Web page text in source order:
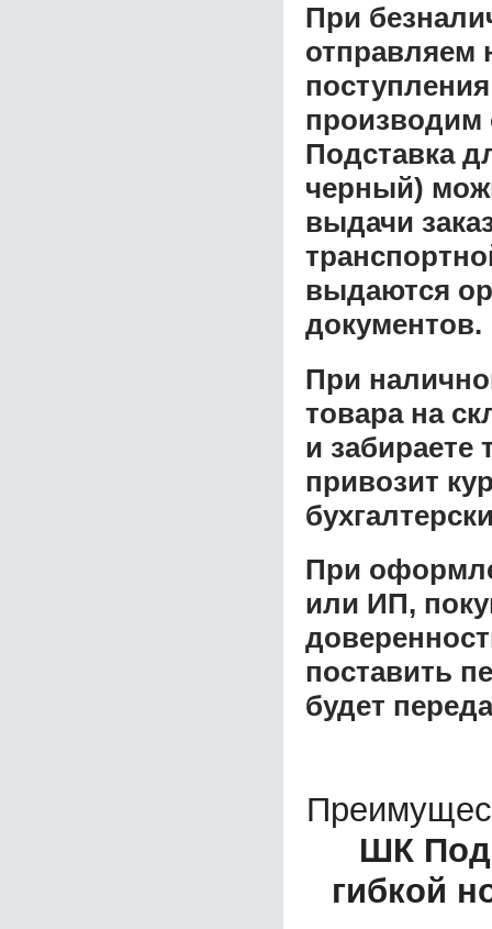
При
отправляем
производим
Подставка
черный)
выдачи
выдаются
документов.
При
товара на
и забираете
привозит
При
или ИП,
поставить
будет
ШК
гибкой